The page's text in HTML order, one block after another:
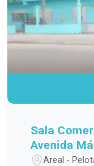
compacto e funcional.
opção para
Ambientes
essencial.
home office.
estratégica,
diferentes regiões da
conhecer
Sala
Avenida
Areal -